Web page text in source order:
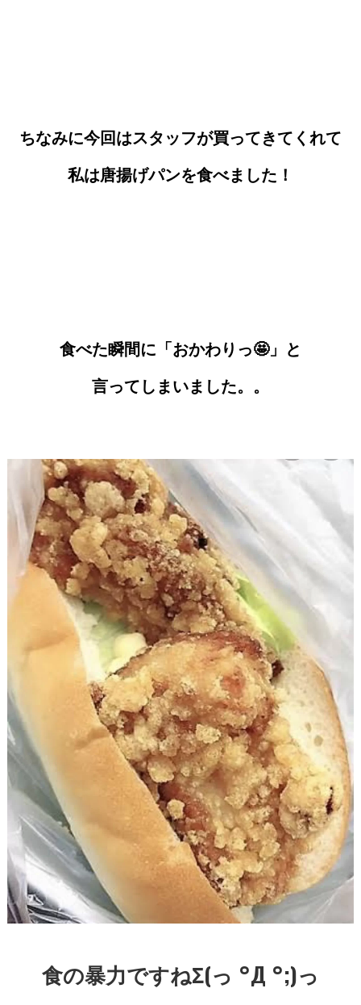
ちなみに今回はスタッフが買ってきてくれて
私は唐揚げパンを食べました！
食べた瞬間に「おかわりっ🤩」と
言ってしまいました。。
食の暴力ですねΣ(っ °Д °;)っ